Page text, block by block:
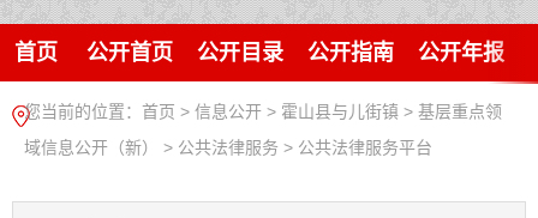
首页 公开首页 公开目录 公开指南 公开年报
您当前的位置： 首页 > 信息公开 > 霍山县与儿街镇 > 基层重点领
域信息公开（新）
> 公共法律服务 > 公共法律服务平台